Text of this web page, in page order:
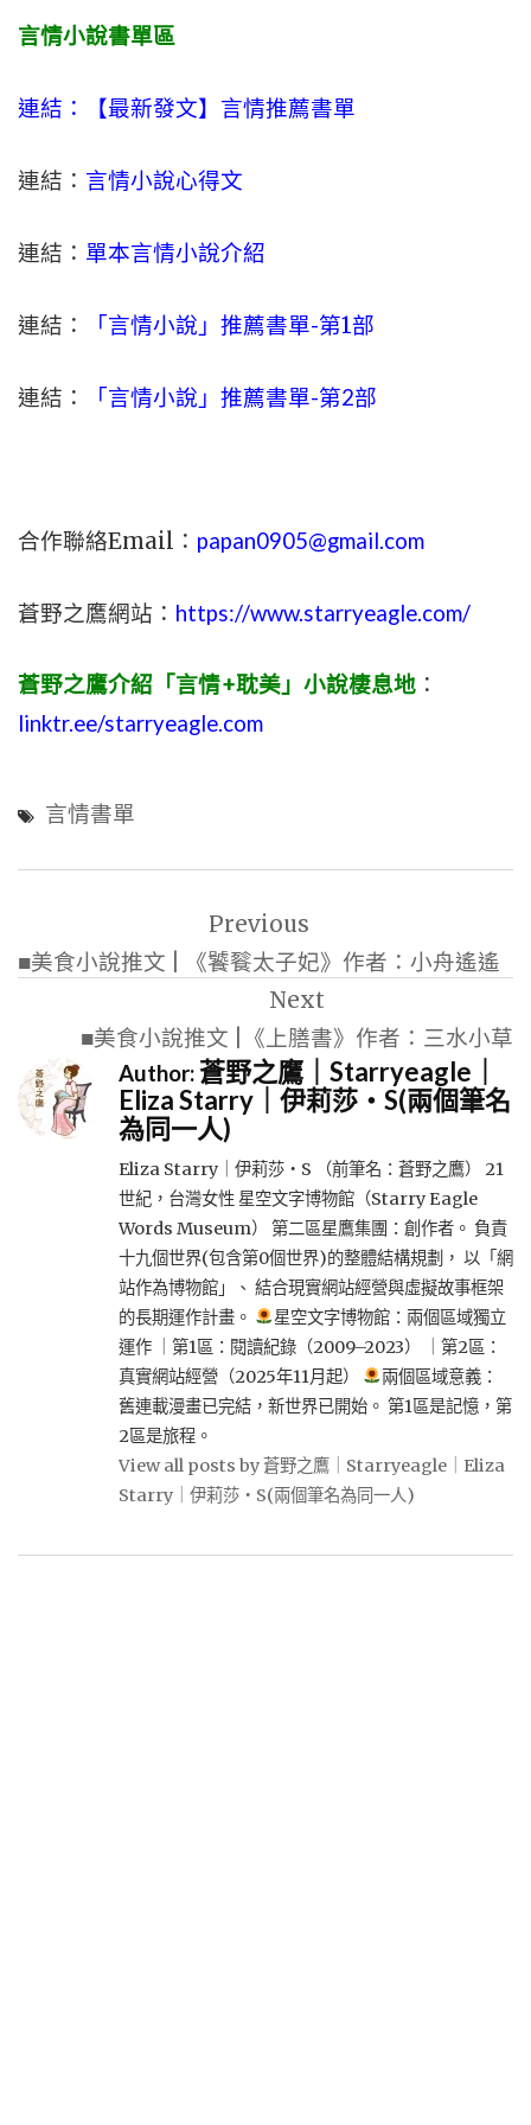
言情小說書單區
連結：【最新發文】 言情推薦書單
連結： 言情小說心得文
連結： 單本言情小說介紹
連結： 「言情小說」推薦書單-第1部
連結： 「言情小說」推薦書單-第2部
合作聯絡Email： papan0905@gmail.com
蒼野之鷹網站： https://www.starryeagle.com/
蒼野之鷹介紹「言情+耽美」小說棲息地 ：
linktr.ee/starryeagle.com
言情書單
導
Previous
■美食小說推文 | 《饕餮太子妃》作者：小舟遙遙
Next
■美食小說推文 |《上膳書》作者：三水小草
Author:蒼野之鷹｜Starryeagle｜
Eliza Starry｜伊莉莎・S(兩個筆名
為同一人)
Eliza Starry｜伊莉莎・S （前筆名：蒼野之鷹） 21
世紀，台灣女性 星空文字博物館（Starry Eagle
Words Museum） 第二區星鷹集團：創作者。 負責
十九個世界(包含第0個世界)的整體結構規劃， 以「網
站作為博物館」、 結合現實網站經營與虛擬故事框架
的長期運作計畫。
星空文字博物館：兩個區域獨立
運作 ｜第1區：閱讀紀錄（2009–2023） ｜第2區：
真實網站經營（2025年11月起）
兩個區域意義：
舊連載漫畫已完結，新世界已開始。 第1區是記憶，第
2區是旅程。
View all posts by 蒼野之鷹｜Starryeagle｜Eliza
Starry｜伊莉莎・S(兩個筆名為同一人)